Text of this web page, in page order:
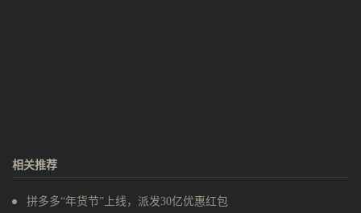
相关推荐
拼多多“年货节”上线，派发30亿优惠红包